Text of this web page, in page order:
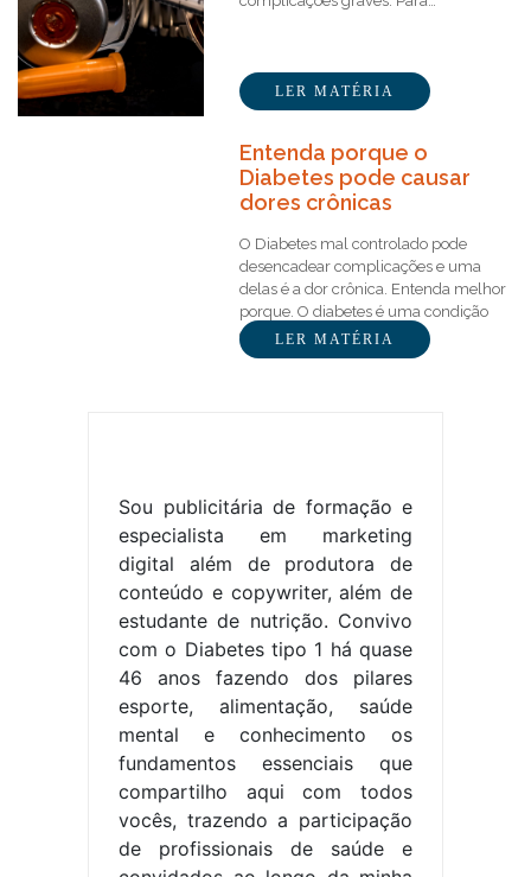
LER MATÉRIA
Entenda porque o
Diabetes pode causar
dores crônicas
O Diabetes mal controlado pode
desencadear complicações e uma
delas é a dor crônica. Entenda melhor
porque. O diabetes é uma condição
crônica que afeta…
LER MATÉRIA
Sou publicitária de formação e
especialista em marketing
digital além de produtora de
conteúdo e copywriter, além de
estudante de nutrição. Convivo
com o Diabetes tipo 1 há quase
46 anos fazendo dos pilares
esporte, alimentação, saúde
mental e conhecimento os
fundamentos essenciais que
compartilho aqui com todos
vocês, trazendo a participação
de profissionais de saúde e